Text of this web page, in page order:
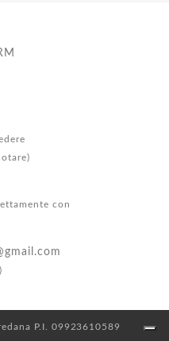
con
P.I. 09923610589